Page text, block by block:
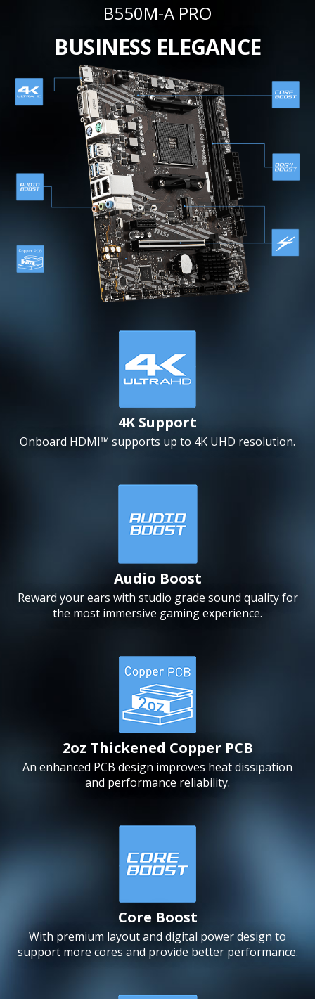
B550M-A PRO
BUSINESS ELEGANCE
4K Support
Onboard HDMI™ supports up to 4K UHD resolution.
Audio Boost
Reward your ears with studio grade sound quality for
the most immersive gaming experience.
2oz Thickened Copper PCB
An enhanced PCB design improves heat dissipation
and performance reliability.
Core Boost
With premium layout and digital power design to
support more cores and provide better performance.